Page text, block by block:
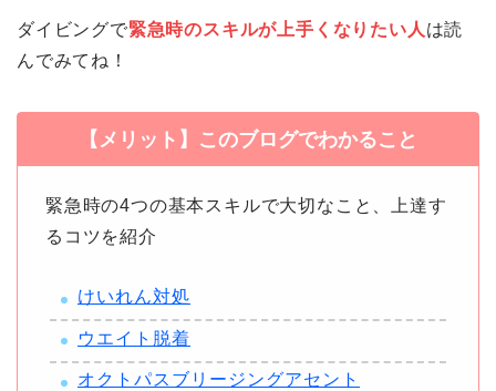
ダイビングで緊急時のスキルが上手くなりたい人 は読
んでみてね！
【メリット】このブログでわかること
緊急時の4つの基本スキルで大切なこと、上達す
るコツを紹介
けいれん対処
ウエイト脱着
オクトパスブリージングアセント